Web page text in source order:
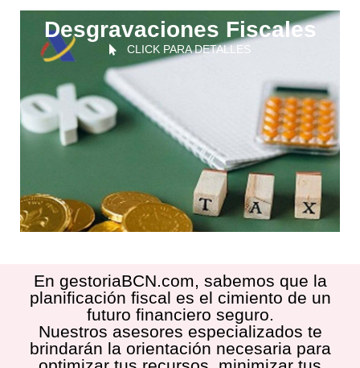
Desgravaciones Fiscales
CLICK PARA DETALLES
En gestoriaBCN.com, sabemos que la
planificación fiscal es el cimiento de un
futuro financiero seguro.
Nuestros asesores especializados te
brindarán la orientación necesaria para